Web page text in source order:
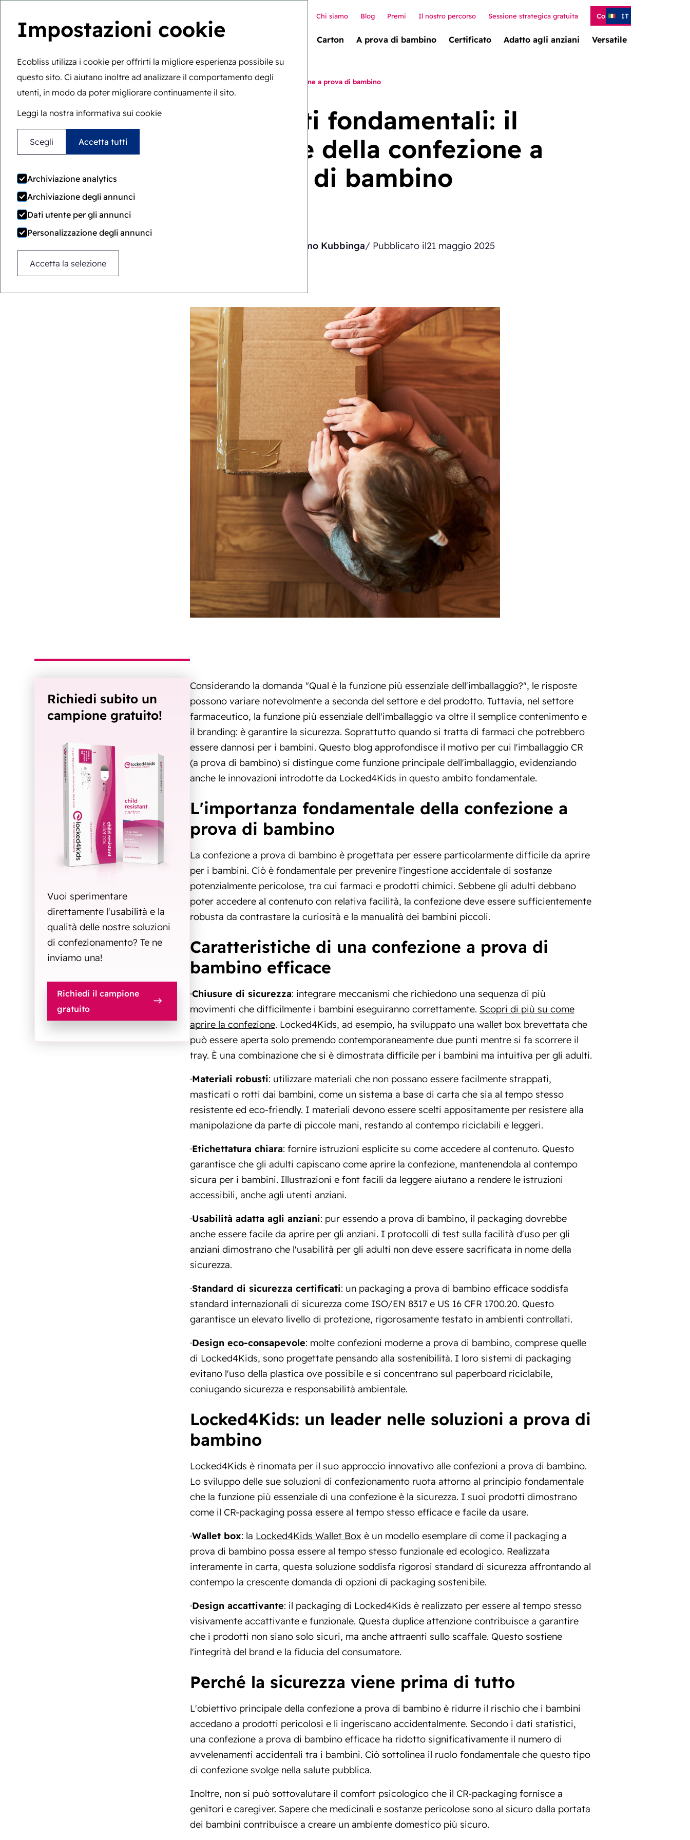
Impostazioni cookie
Ecobliss utilizza i cookie per offrirti la migliore esperienza possibile su
questo sito. Ci aiutano inoltre ad analizzare il comportamento degli
utenti, in modo da poter migliorare continuamente il sito.
Leggi la nostra informativa sui cookie
Scegli Accetta tutti
Archiviazione analytics
Archiviazione degli annunci
Dati utente per gli annunci
Personalizzazione degli annunci
Accetta la selezione
Carton A prova di bambino Certificato Adatto agli anziani Versatile
Chi siamo Blog Premi Il nostro percorso Sessione strategica gratuita ContattoIT
Sei qui: Home > Blog > Gli elementi fondamentali: il ruolo cruciale della confezione a prova di bambino
Gli elementi fondamentali: il
ruolo cruciale della confezione a
prova di bambino
Timo Kubbinga/ Pubblicato il21 maggio 2025
Richiedi subito un
campione gratuito!
Vuoi sperimentare
direttamente l'usabilità e la
qualità delle nostre soluzioni
di confezionamento? Te ne
inviamo una!
Richiedi il campione
gratuito
Considerando la domanda "Qual è la funzione più essenziale dell'imballaggio?", le risposte
possono variare notevolmente a seconda del settore e del prodotto. Tuttavia, nel settore
farmaceutico, la funzione più essenziale dell'imballaggio va oltre il semplice contenimento e
il branding: è garantire la sicurezza. Soprattutto quando si tratta di farmaci che potrebbero
essere dannosi per i bambini. Questo blog approfondisce il motivo per cui l'imballaggio CR
(a prova di bambino) si distingue come funzione principale dell'imballaggio, evidenziando
anche le innovazioni introdotte da Locked4Kids in questo ambito fondamentale.
L'importanza fondamentale della confezione a
prova di bambino
La confezione a prova di bambino è progettata per essere particolarmente difficile da aprire
per i bambini. Ciò è fondamentale per prevenire l'ingestione accidentale di sostanze
potenzialmente pericolose, tra cui farmaci e prodotti chimici. Sebbene gli adulti debbano
poter accedere al contenuto con relativa facilità, la confezione deve essere sufficientemente
robusta da contrastare la curiosità e la manualità dei bambini piccoli.
Caratteristiche di una confezione a prova di
bambino efficace
·Chiusure di sicurezza: integrare meccanismi che richiedono una sequenza di più
movimenti che difficilmente i bambini eseguiranno correttamente. Scopri di più su come
aprire la confezione. Locked4Kids, ad esempio, ha sviluppato una wallet box brevettata che
può essere aperta solo premendo contemporaneamente due punti mentre si fa scorrere il
tray. È una combinazione che si è dimostrata difficile per i bambini ma intuitiva per gli adulti.
·Materiali robusti: utilizzare materiali che non possano essere facilmente strappati,
masticati o rotti dai bambini, come un sistema a base di carta che sia al tempo stesso
resistente ed eco-friendly. I materiali devono essere scelti appositamente per resistere alla
manipolazione da parte di piccole mani, restando al contempo riciclabili e leggeri.
·Etichettatura chiara: fornire istruzioni esplicite su come accedere al contenuto. Questo
garantisce che gli adulti capiscano come aprire la confezione, mantenendola al contempo
sicura per i bambini. Illustrazioni e font facili da leggere aiutano a rendere le istruzioni
accessibili, anche agli utenti anziani.
·Usabilità adatta agli anziani: pur essendo a prova di bambino, il packaging dovrebbe
anche essere facile da aprire per gli anziani. I protocolli di test sulla facilità d'uso per gli
anziani dimostrano che l'usabilità per gli adulti non deve essere sacrificata in nome della
sicurezza.
·Standard di sicurezza certificati: un packaging a prova di bambino efficace soddisfa
standard internazionali di sicurezza come ISO/EN 8317 e US 16 CFR 1700.20. Questo
garantisce un elevato livello di protezione, rigorosamente testato in ambienti controllati.
·Design eco-consapevole: molte confezioni moderne a prova di bambino, comprese quelle
di Locked4Kids, sono progettate pensando alla sostenibilità. I loro sistemi di packaging
evitano l'uso della plastica ove possibile e si concentrano sul paperboard riciclabile,
coniugando sicurezza e responsabilità ambientale.
Locked4Kids: un leader nelle soluzioni a prova di
bambino
Locked4Kids è rinomata per il suo approccio innovativo alle confezioni a prova di bambino.
Lo sviluppo delle sue soluzioni di confezionamento ruota attorno al principio fondamentale
che la funzione più essenziale di una confezione è la sicurezza. I suoi prodotti dimostrano
come il CR-packaging possa essere al tempo stesso efficace e facile da usare.
·Wallet box: la Locked4Kids Wallet Box è un modello esemplare di come il packaging a
prova di bambino possa essere al tempo stesso funzionale ed ecologico. Realizzata
interamente in carta, questa soluzione soddisfa rigorosi standard di sicurezza affrontando al
contempo la crescente domanda di opzioni di packaging sostenibile.
·Design accattivante: il packaging di Locked4Kids è realizzato per essere al tempo stesso
visivamente accattivante e funzionale. Questa duplice attenzione contribuisce a garantire
che i prodotti non siano solo sicuri, ma anche attraenti sullo scaffale. Questo sostiene
l'integrità del brand e la fiducia del consumatore.
Perché la sicurezza viene prima di tutto
L'obiettivo principale della confezione a prova di bambino è ridurre il rischio che i bambini
accedano a prodotti pericolosi e li ingeriscano accidentalmente. Secondo i dati statistici,
una confezione a prova di bambino efficace ha ridotto significativamente il numero di
avvelenamenti accidentali tra i bambini. Ciò sottolinea il ruolo fondamentale che questo tipo
di confezione svolge nella salute pubblica.
Inoltre, non si può sottovalutare il comfort psicologico che il CR-packaging fornisce a
genitori e caregiver. Sapere che medicinali e sostanze pericolose sono al sicuro dalla portata
dei bambini contribuisce a creare un ambiente domestico più sicuro.